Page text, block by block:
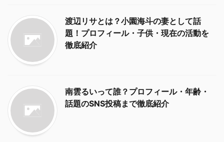
渡辺リサとは？小園海斗の妻として話
題！プロフィール・子供・現在の活動を
徹底紹介
南雲るいって誰？プロフィール・年齢・
話題のSNS投稿まで徹底紹介